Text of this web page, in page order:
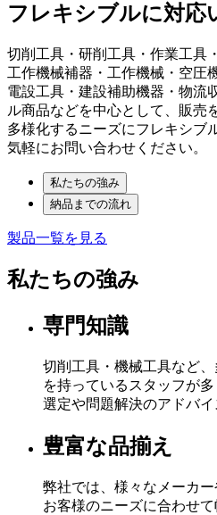
フレキシブルに対応
切削工具・研削工具・作業工具
工作機械補器・工作機械・空圧
電設工具・建設補助機器・物流
ル商品などを中心として、販売
多様化するニーズにフレキシブ
気軽にお問い合わせください。
私たちの強み
納品までの流れ
製品一覧を見る
私たちの強み
専門知識
切削工具・機械工具など
を持っているスタッフが
選定や問題解決のアドバイ
豊富な品揃え
弊社では、様々なメーカー
お客様のニーズに合わせ